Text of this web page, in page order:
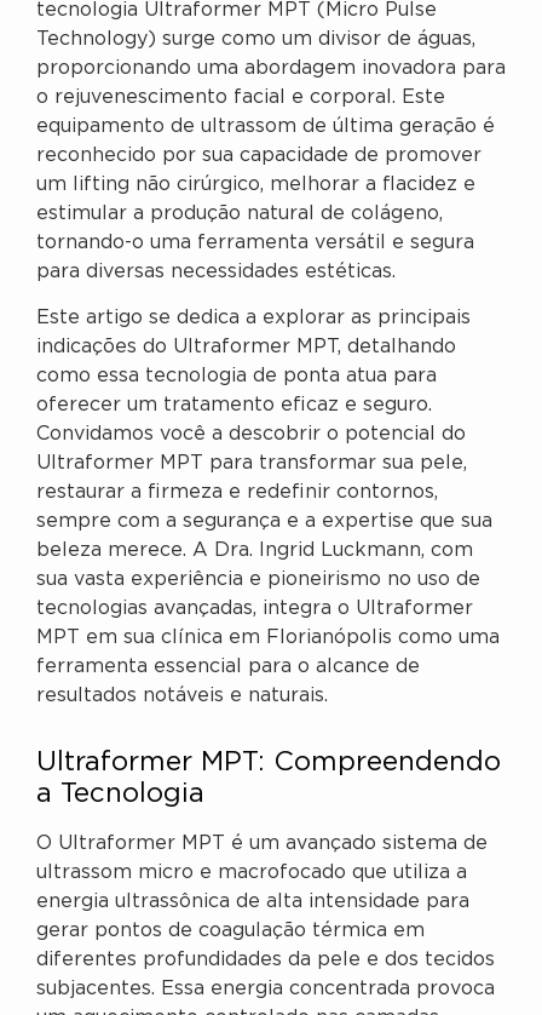
tecnologia Ultraformer MPT (Micro Pulse
Technology) surge como um divisor de águas,
proporcionando uma abordagem inovadora para
o rejuvenescimento facial e corporal. Este
equipamento de ultrassom de última geração é
reconhecido por sua capacidade de promover
um lifting não cirúrgico, melhorar a flacidez e
estimular a produção natural de colágeno,
tornando-o uma ferramenta versátil e segura
para diversas necessidades estéticas.
Este artigo se dedica a explorar as principais
indicações do Ultraformer MPT, detalhando
como essa tecnologia de ponta atua para
oferecer um tratamento eficaz e seguro.
Convidamos você a descobrir o potencial do
Ultraformer MPT para transformar sua pele,
restaurar a firmeza e redefinir contornos,
sempre com a segurança e a expertise que sua
beleza merece. A Dra. Ingrid Luckmann, com
sua vasta experiência e pioneirismo no uso de
tecnologias avançadas, integra o Ultraformer
MPT em sua clínica em Florianópolis como uma
ferramenta essencial para o alcance de
resultados notáveis e naturais.
Ultraformer MPT: Compreendendo
a Tecnologia
O Ultraformer MPT é um avançado sistema de
ultrassom micro e macrofocado que utiliza a
energia ultrassônica de alta intensidade para
gerar pontos de coagulação térmica em
diferentes profundidades da pele e dos tecidos
subjacentes. Essa energia concentrada provoca